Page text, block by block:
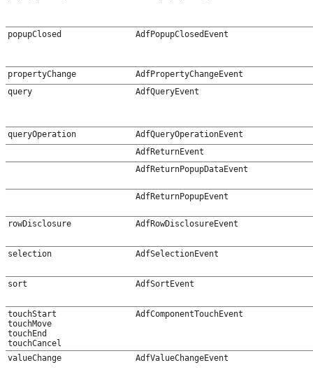
popupClosed AdfPopupClosedEvent
propertyChange
AdfPropertyChangeEvent
query
AdfQueryEvent
queryOperation
AdfQueryOperationEvent
AdfReturnEvent
AdfReturnPopupDataEvent
AdfReturnPopupEvent
rowDisclosure AdfRowDisclosureEvent
selection AdfSelectionEvent
sort AdfSortEvent
touchStart
touchMove
touchEnd
touchCancel
AdfComponentTouchEvent
valueChange AdfValueChangeEvent